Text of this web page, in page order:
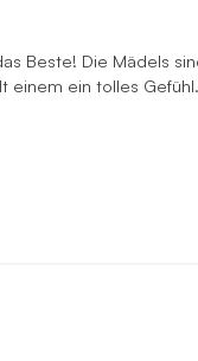
Beste! Die Mädels
ein tolles